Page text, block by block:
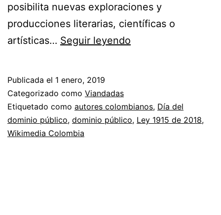
posibilita nuevas exploraciones y
producciones literarias, científicas o
artísticas… Seguir leyendo
2019
Publicada el 1 enero, 2019
Categorizado como Viandadas
Etiquetado como autores colombianos, Día del
dominio público, dominio público, Ley 1915 de 2018,
Wikimedia Colombia